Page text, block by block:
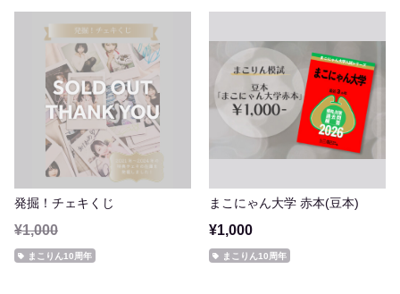
発掘！チェキくじ
¥1,000
まこりん10周年
まこにゃん大学 赤本(豆本)
¥1,000
まこりん10周年